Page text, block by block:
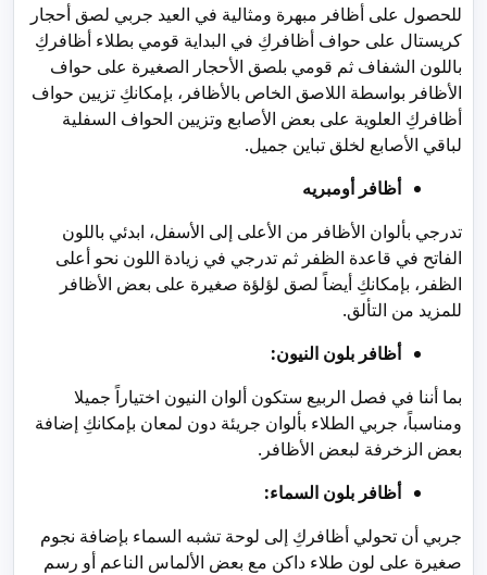
للحصول على أظافر مبهرة ومثالية في العيد جربي لصق أحجار
كريستال على حواف أظافركِ في البداية قومي بطلاء أظافركِ
باللون الشفاف ثم قومي بلصق الأحجار الصغيرة على حواف
الأظافر بواسطة اللاصق الخاص بالأظافر، بإمكانكِ تزيين حواف
أظافركِ العلوية على بعض الأصابع وتزيين الحواف السفلية
لباقي الأصابع لخلق تباين جميل.
أظافر أومبريه
تدرجي بألوان الأظافر من الأعلى إلى الأسفل، ابدئي باللون
الفاتح في قاعدة الظفر ثم تدرجي في زيادة اللون نحو أعلى
الظفر، بإمكانكِ أيضاً لصق لؤلؤة صغيرة على بعض الأظافر
للمزيد من التألق.
أظافر بلون النيون:
بما أننا في فصل الربيع ستكون ألوان النيون اختياراً جميلا
ومناسباً، جربي الطلاء بألوان جريئة دون لمعان بإمكانكِ إضافة
بعض الزخرفة لبعض الأظافر.
أظافر بلون السماء:
جربي أن تحولي أظافركِ إلى لوحة تشبه السماء بإضافة نجوم
صغيرة على لون طلاء داكن مع بعض الألماس الناعم أو رسم